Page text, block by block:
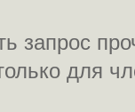
запрос
для